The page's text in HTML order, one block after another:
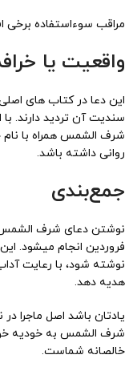
مراقب سوءاستفاده برخی
واقعیت یا
این دعا در کتاب های
سندیت آن تردید دارند.
شرف الشمس همراه با
روانی داشته باشد.
جمع‌بندی
فروردین انجام میشود.
نوشته شود، با رعایت
هدیه دهد.
یادتان باشد اصل ماجرا
شرف الشمس به خودیه
خالصانه شماست.